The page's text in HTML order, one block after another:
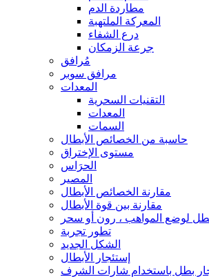
مطاردة الدم
المعركة الملتهبة
درع الشفاء
جرعة الزمكان
مُرافق
مرافق سوبر
المعدات
التقنيات السحرية
المعدات
السمات
حاسبة من الخصائص الأبطال
مستوى الإختراق
الحرَاس
المصير
مقارنة الخصائص الأبطال
مقارنة بين قوة الأبطال
تطور تجربة
الشكل الجديد
إستئجار الأبطال